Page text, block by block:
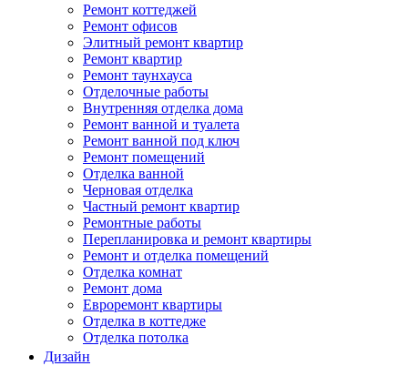
Ремонт коттеджей
Ремонт офисов
Элитный ремонт квартир
Ремонт квартир
Ремонт таунхауса
Отделочные работы
Внутренняя отделка дома
Ремонт ванной и туалета
Ремонт ванной под ключ
Ремонт помещений
Отделка ванной
Черновая отделка
Частный ремонт квартир
Ремонтные работы
Перепланировка и ремонт квартиры
Ремонт и отделка помещений
Отделка комнат
Ремонт дома
Евроремонт квартиры
Отделка в коттедже
Отделка потолка
Дизайн